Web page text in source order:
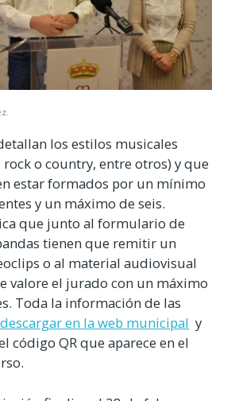
los estilos musicales
o country, entre otros) y que
estar formados por un mínimo
y un máximo de seis.
que junto al formulario de
tienen que remitir un
o al material audiovisual
valore el jurado con un máximo
Toda la información de las
en la web municipal y
código QR que aparece en el